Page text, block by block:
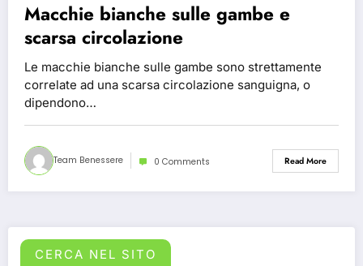
Macchie bianche sulle gambe e
scarsa circolazione
Le macchie bianche sulle gambe sono strettamente
correlate ad una scarsa circolazione sanguigna, o
dipendono…
Team Benessere 0 Comments Read More
CERCA NEL SITO